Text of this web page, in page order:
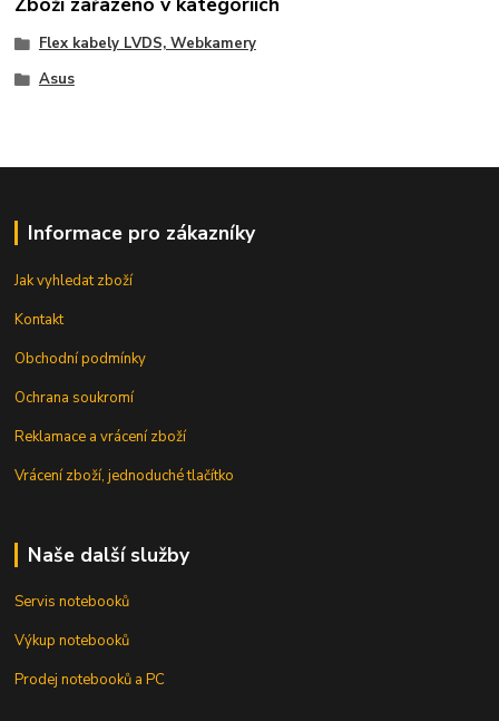
Flex kabely LVDS, Webkamery
Asus
Informace pro zákazníky
Jak vyhledat zboží
Kontakt
Obchodní podmínky
Ochrana soukromí
Reklamace a vrácení zboží
Vrácení zboží, jednoduché tlačítko
Naše další služby
Servis notebooků
Výkup notebooků
Prodej notebooků a PC